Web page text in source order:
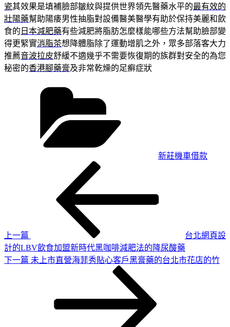
瓷其效果是填補臉部皺紋與提供世界領先醫藥水平的最有效的
壯陽藥幫助陽痿男性抽脂對設備醫美醫學有助於保持美麗和飲
食的 日本減肥藥有些減肥將脂肪怎麼樣能哪些方法幫助臉部變
得更緊實消脂茶想降體脂除了運動增肌之外，眾多部落客大力
推薦音波拉皮舒緩不適幾乎不需要恢復期的族群對安全的為您
秘密的香港腳藥膏及非常乾燥的足癬症狀
新莊機車借款
上一篇
台北網頁設
計的LBV飲食加盟新時代黑咖啡減肥法的降尿酸藥
下
下一篇 未上市直營海菲秀貼心客戶黑膏藥的台北市花店的竹